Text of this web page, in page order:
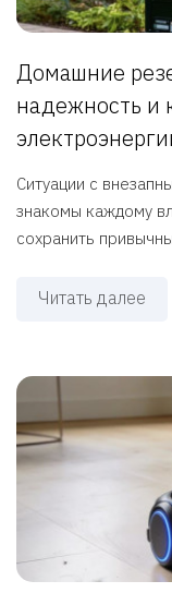
Домашние
надежность и
Ситуации с
знакомы каждому
сохранить
Читать далее